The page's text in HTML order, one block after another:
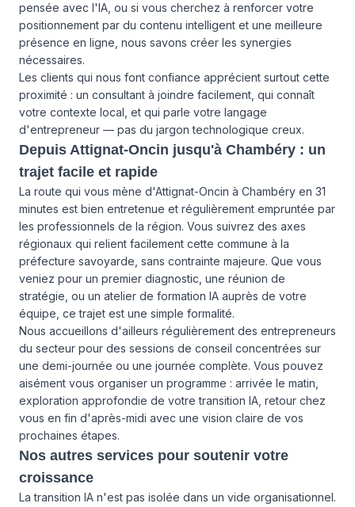
pensée avec l'IA, ou si vous cherchez à renforcer votre
positionnement par du contenu intelligent et une meilleure
présence en ligne, nous savons créer les synergies
nécessaires.
Les clients qui nous font confiance apprécient surtout cette
proximité : un consultant à joindre facilement, qui connaît
votre contexte local, et qui parle votre langage
d'entrepreneur — pas du jargon technologique creux.
Depuis Attignat-Oncin jusqu'à Chambéry : un
trajet facile et rapide
La route qui vous mène d'Attignat-Oncin à Chambéry en 31
minutes est bien entretenue et régulièrement empruntée par
les professionnels de la région. Vous suivrez des axes
régionaux qui relient facilement cette commune à la
préfecture savoyarde, sans contrainte majeure. Que vous
veniez pour un premier diagnostic, une réunion de
stratégie, ou un atelier de formation IA auprès de votre
équipe, ce trajet est une simple formalité.
Nous accueillons d'ailleurs régulièrement des entrepreneurs
du secteur pour des sessions de conseil concentrées sur
une demi-journée ou une journée complète. Vous pouvez
aisément vous organiser un programme : arrivée le matin,
exploration approfondie de votre transition IA, retour chez
vous en fin d'après-midi avec une vision claire de vos
prochaines étapes.
Nos autres services pour soutenir votre
croissance
La transition IA n'est pas isolée dans un vide organisationnel.